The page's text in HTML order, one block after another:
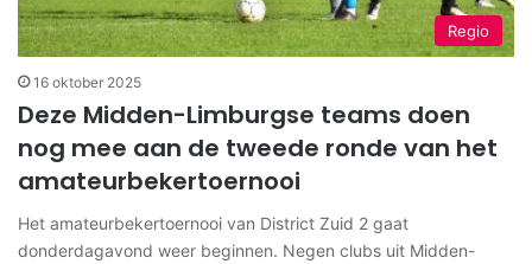
Regio
16 oktober 2025
Deze Midden-Limburgse teams doen
nog mee aan de tweede ronde van het
amateurbekertoernooi
Het amateurbekertoernooi van District Zuid 2 gaat
donderdagavond weer beginnen. Negen clubs uit Midden-